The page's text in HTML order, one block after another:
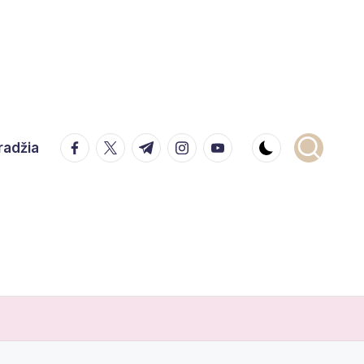
facebook.com
twitter.com
t.me instagram.com
youtube.com